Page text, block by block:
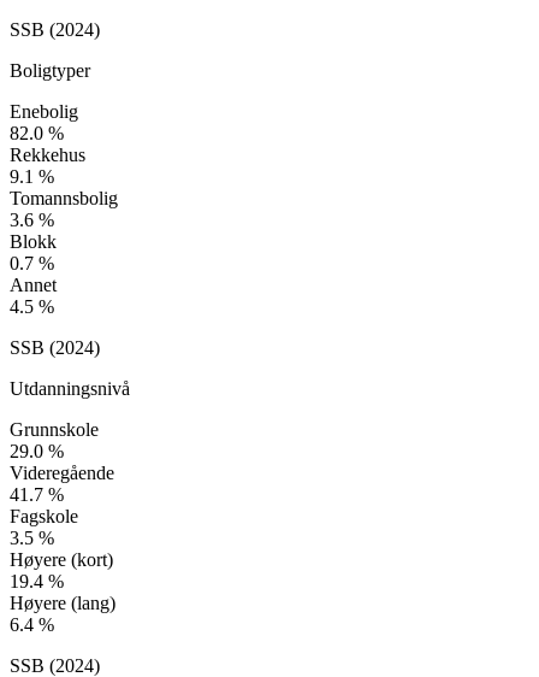
SSB (2024)
Boligtyper
Enebolig
82.0 %
Rekkehus
9.1 %
Tomannsbolig
3.6 %
Blokk
0.7 %
Annet
4.5 %
SSB (2024)
Utdanningsnivå
Grunnskole
29.0 %
Videregående
41.7 %
Fagskole
3.5 %
Høyere (kort)
19.4 %
Høyere (lang)
6.4 %
SSB (2024)